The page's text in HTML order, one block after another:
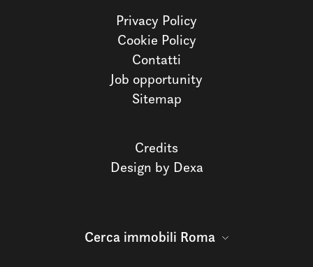
Privacy Policy
Cookie Policy
Contatti
Job opportunity
Sitemap
Credits
Design by Dexa
Cerca immobili Roma